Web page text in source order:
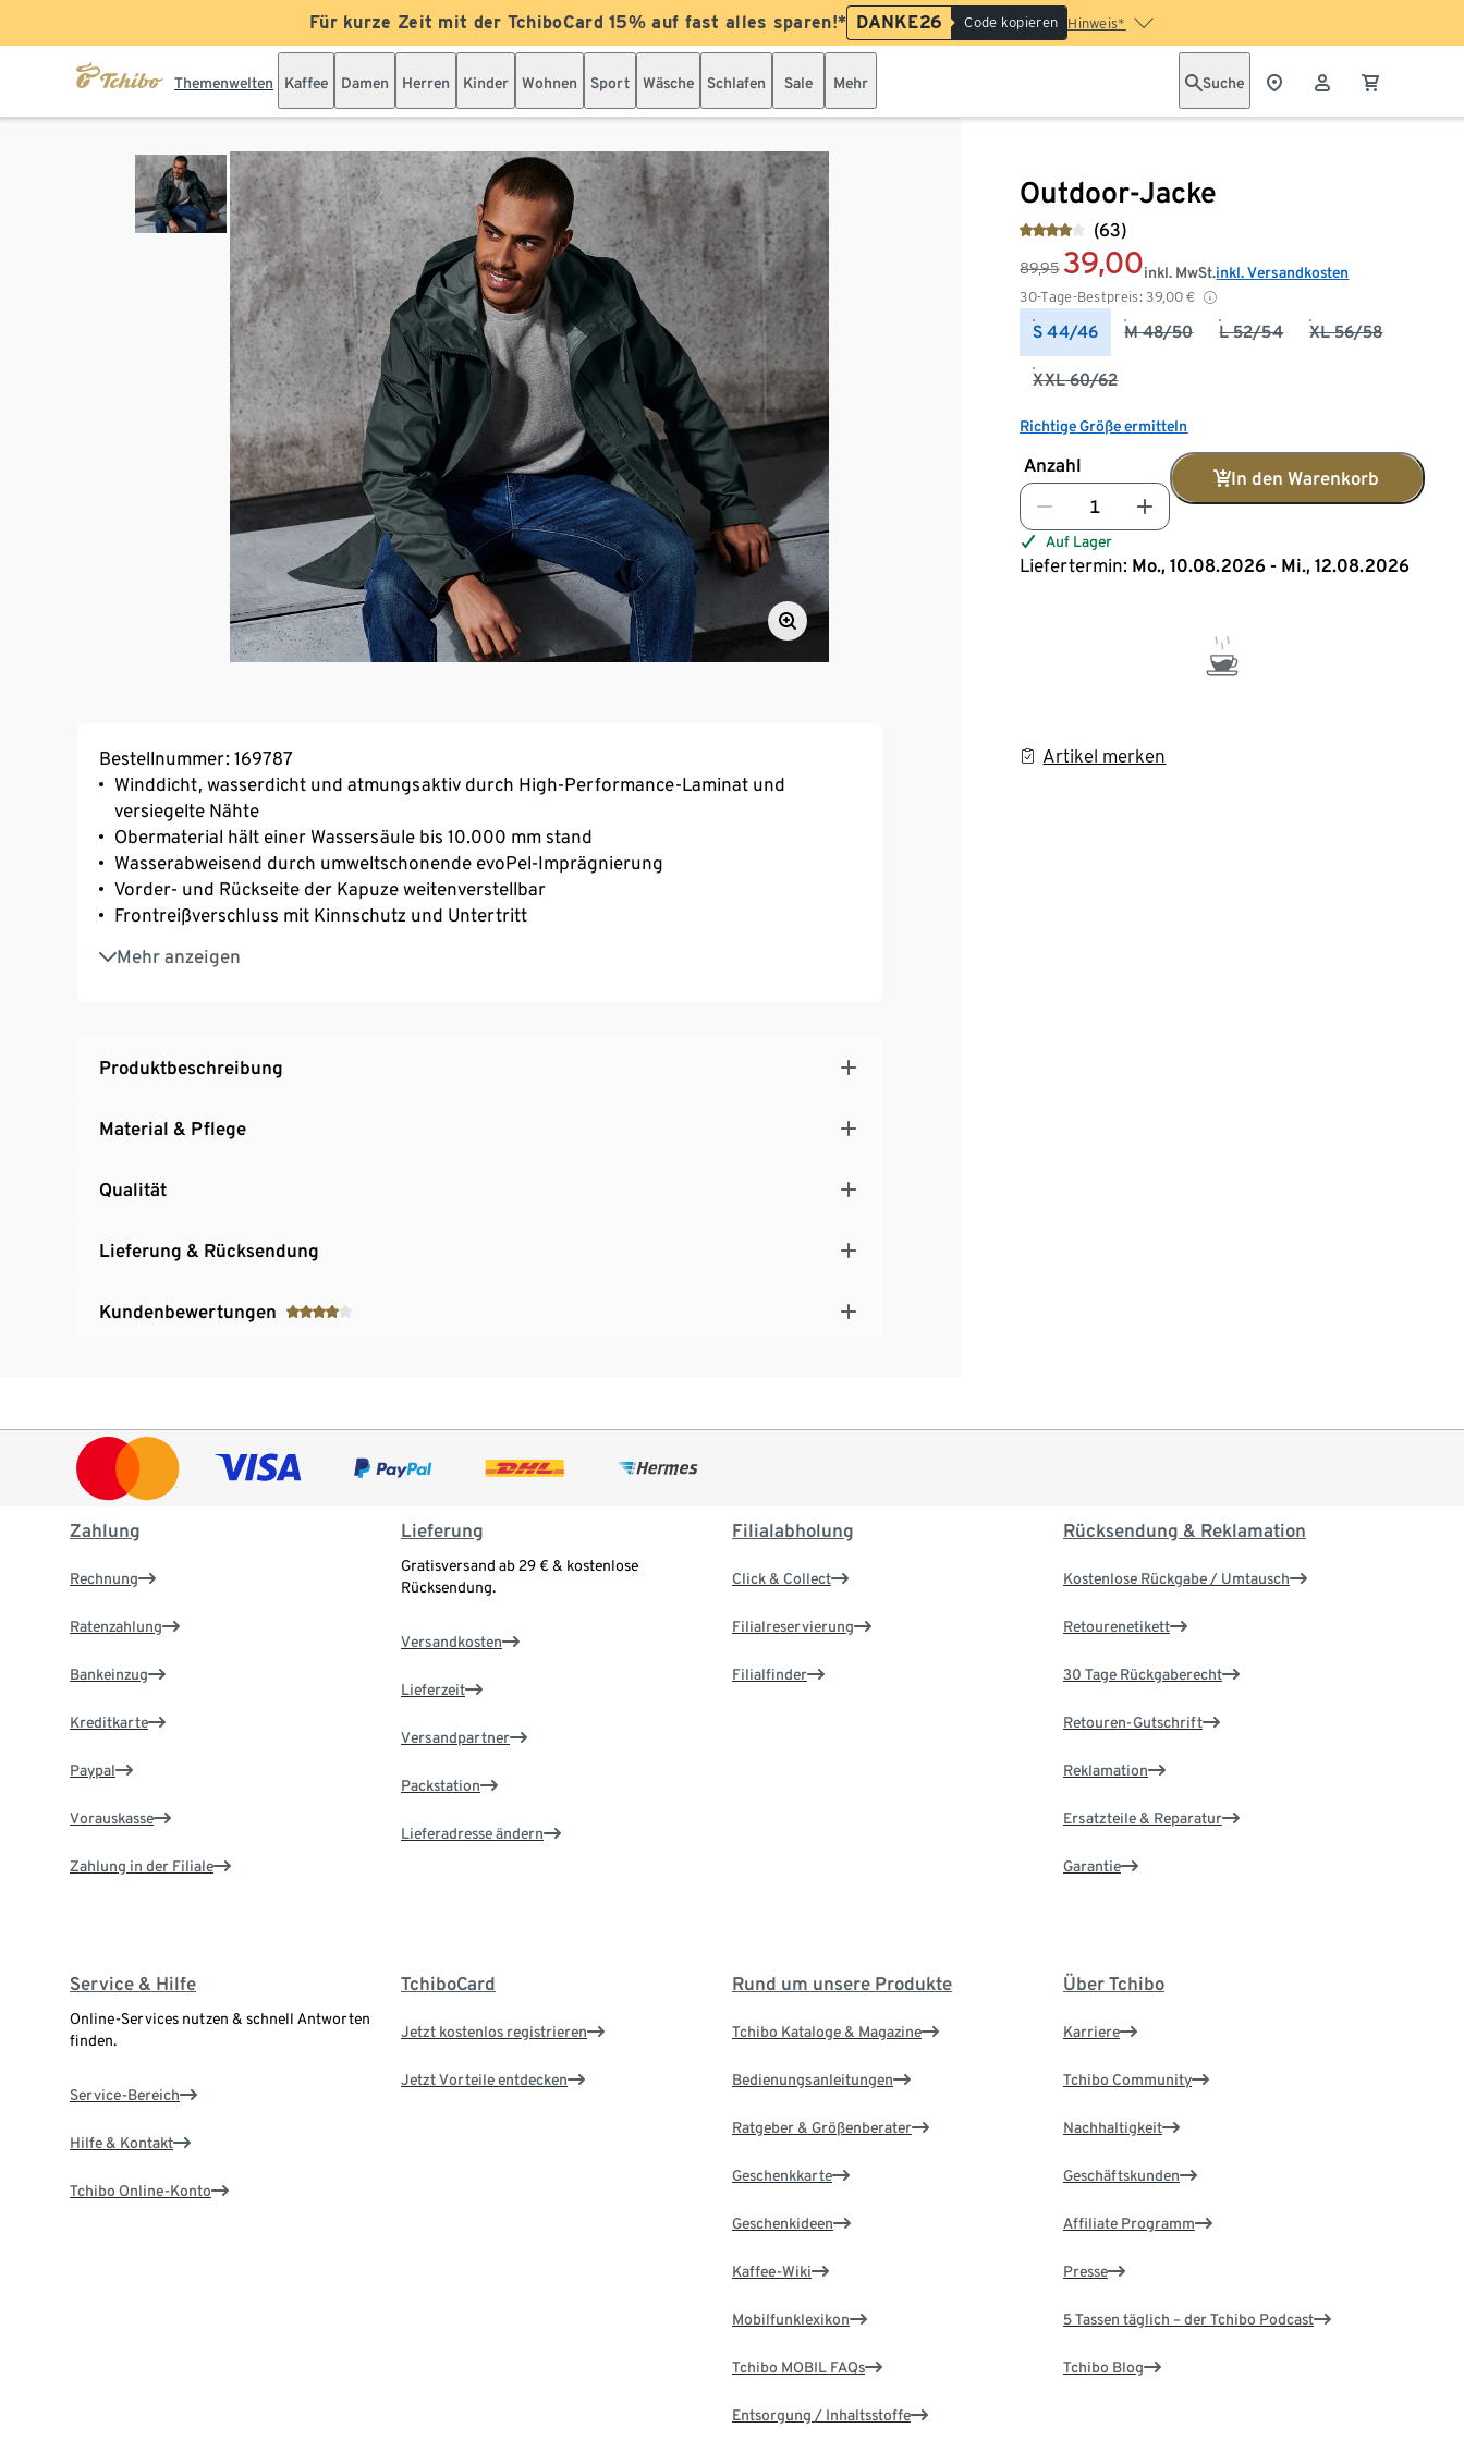
Für kurze Zeit mit der TchiboCard 15% auf fast alles sparen!* DANKE26 Code kopieren Hinweis*
Themenwelten Kaffee Damen Herren Kinder Wohnen Sport Wäsche Schlafen Sale Mehr Suche
Outdoor-Jacke
(63)
89,95 39,00
30-Tage-Bestpreis: 39,00 €
inkl. MwSt.inkl. Versandkosten
S 44/46 M 48/50 L 52/54 XL 56/58
XXL 60/62
Richtige Größe ermitteln
Anzahl
In den Warenkorb
Auf Lager
Liefertermin: Mo., 10.08.2026 - Mi., 12.08.2026
Artikel merken
Bestellnummer: 169787
Winddicht, wasserdicht und atmungsaktiv durch High-Performance-Laminat und
versiegelte Nähte
Obermaterial hält einer Wassersäule bis 10.000 mm stand
Wasserabweisend durch umweltschonende evoPel-Imprägnierung
Vorder- und Rückseite der Kapuze weitenverstellbar
Frontreißverschluss mit Kinnschutz und Untertritt
Mehr anzeigen
2 seitliche Taschen und eine Reißverschluss-Brusttasche
Weitenverstellbarer Ärmelsaum durch Klettverschluss
Produktbeschreibung
Material & Pflege
Qualität
Lieferung & Rücksendung
Kundenbewertungen
Zahlung
Rechnung
Ratenzahlung
Bankeinzug
Kreditkarte
Paypal
Vorauskasse
Zahlung in der Filiale
Lieferung
Gratisversand ab 29 € & kostenlose
Rücksendung.
Versandkosten
Lieferzeit
Versandpartner
Packstation
Lieferadresse ändern
Filialabholung
Click & Collect
Filialreservierung
Filialfinder
Rücksendung & Reklamation
Kostenlose Rückgabe / Umtausch
Retourenetikett
30 Tage Rückgaberecht
Retouren-Gutschrift
Reklamation
Ersatzteile & Reparatur
Garantie
Service & Hilfe
Online-Services nutzen & schnell Antworten
finden.
Service-Bereich
Hilfe & Kontakt
Tchibo Online-Konto
TchiboCard
Jetzt kostenlos registrieren
Jetzt Vorteile entdecken
Rund um unsere Produkte
Tchibo Kataloge & Magazine
Bedienungsanleitungen
Ratgeber & Größenberater
Geschenkkarte
Geschenkideen
Kaffee-Wiki
Mobilfunklexikon
Tchibo MOBIL FAQs
Entsorgung / Inhaltsstoffe
Über Tchibo
Karriere
Tchibo Community
Nachhaltigkeit
Geschäftskunden
Affiliate Programm
Presse
5 Tassen täglich – der Tchibo Podcast
Tchibo Blog